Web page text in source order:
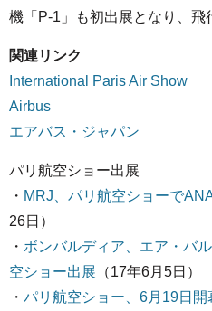
機「P-1」も初出展となり、飛
関連リンク
International Paris Air Show
Airbus
エアバス・ジャパン
パリ航空ショー出展
・ MRJ、パリ航空ショーで
26日）
・ ボンバルディア、エア・バ
空ショー出展 （17年6月5日）
・ パリ航空ショー、6月19日